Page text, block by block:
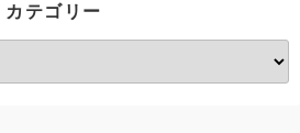
カテゴリー